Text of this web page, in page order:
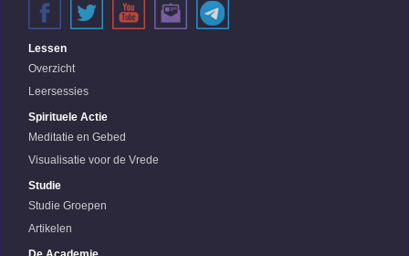
Lessen
Overzicht
Leersessies
Spirituele Actie
Meditatie en Gebed
Visualisatie voor de Vrede
Studie
Studie Groepen
Artikelen